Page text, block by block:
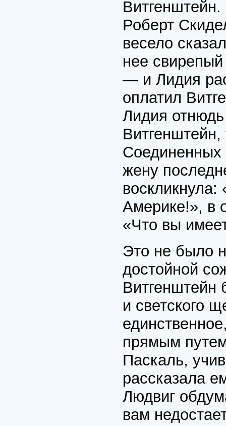
Роберт
весело
нее свирепый
— и Лидия
оплатил
Лидия
Витгенштейн,
жену
Америке!», в
«Что вы
Это не было
достойной
Витгенштейн
и светского
прямым
Паскаль,
рассказала
Людвиг
вам